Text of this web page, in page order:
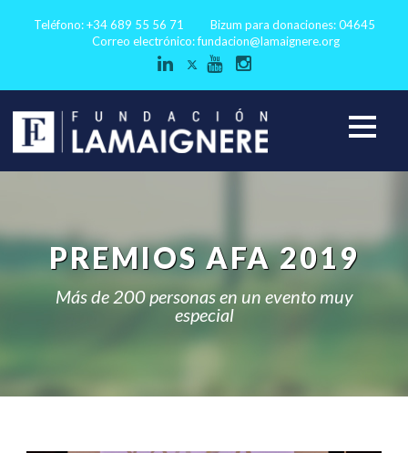
Teléfono: +34 689 55 56 71
Bizum para donaciones: 04645
Correo electrónico:fundacion@lamaignere.org
PREMIOS AFA 2019
Más de 200 personas en un evento muy
especial